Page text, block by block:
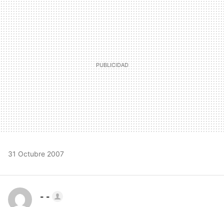
MAIL
31 Octubre 2007
- -